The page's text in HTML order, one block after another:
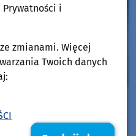
z walki o awans na
i
zmianami. Więcej
Twoich danych